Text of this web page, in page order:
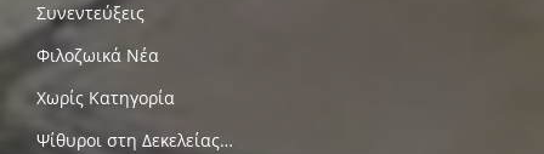
Συνεντεύξεις
Φιλοζωικά Νέα
Χωρίς Κατηγορία
Ψίθυροι στη Δεκελείας…